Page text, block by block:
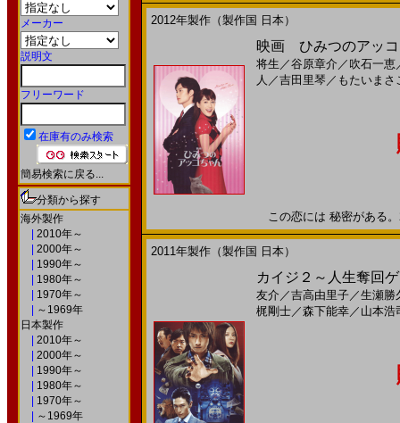
メーカー
説明文
フリーワード
在庫有のみ検索
簡易検索に戻る...
分類から探す
海外製作
2010年～
2000年～
1990年～
1980年～
1970年～
～1969年
日本製作
2010年～
2000年～
1990年～
1980年～
1970年～
～1969年
2012年製作（製作国 日本）
映画 ひみつのアッコ
将生 ／谷原章介 ／ 吹石一恵
人 ／吉田里琴 ／ もたいまさ
この恋には 秘密がある
2011年製作（製作国 日本）
カイジ２～人生奪回
友介 ／吉高由里子／生瀬勝
梶剛士／森下能幸／ 山本浩